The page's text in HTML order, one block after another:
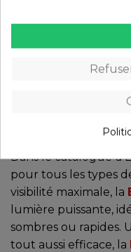
tombée de la nuit, il
dois aussi t’assurer
lumière arrière
est
trafic qui approche
choisir celle qui
Dans le catalogue
pour tous les types
visibilité maximale, la
lumière puissante,
sombres ou rapides.
tout aussi efficace, la